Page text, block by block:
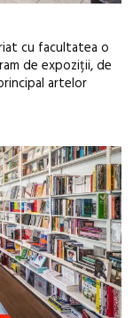
cu facultatea o
de expoziții, de
artelor